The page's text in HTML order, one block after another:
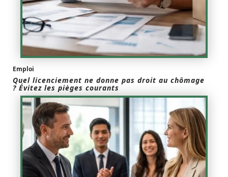
Emploi
Quel licenciement ne donne pas droit au chômage
? Évitez les pièges courants